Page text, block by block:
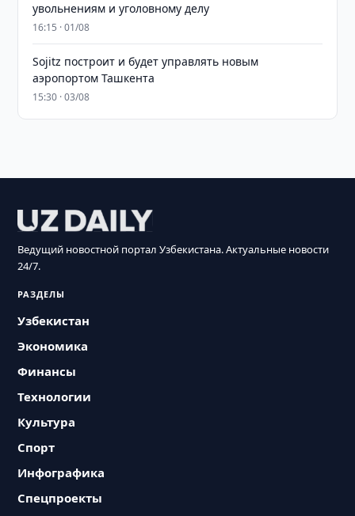
увольнениям и уголовному делу
16:15 · 01/08
Sojitz построит и будет управлять новым
аэропортом Ташкента
15:30 · 03/08
Ведущий новостной портал Узбекистана. Актуальные новости
24/7.
РАЗДЕЛЫ
Узбекистан
Экономика
Финансы
Технологии
Культура
Спорт
Инфографика
Спецпроекты